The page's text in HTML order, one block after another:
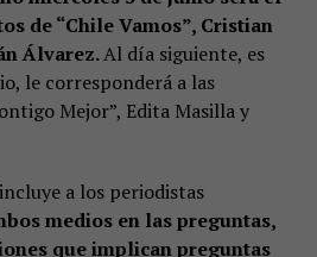
de “Chile Vamos”, Cristian
Álvarez.Al día siguiente, es
le corresponderá a las
Mejor”, Edita Masilla y
a los periodistas
medios en las preguntas,
que implican preguntas